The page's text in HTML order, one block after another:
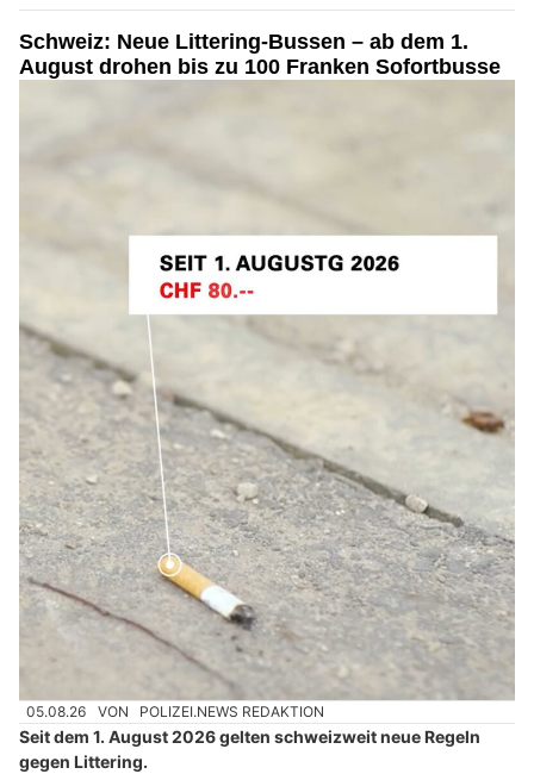
Schweiz: Neue Littering-Bussen – ab dem 1.
August drohen bis zu 100 Franken Sofortbusse
05.08.26 VON POLIZEI.NEWS REDAKTION
Seit dem 1. August 2026 gelten schweizweit neue Regeln
gegen Littering.